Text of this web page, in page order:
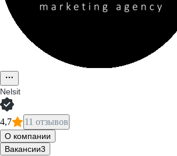
Nelsit
4,7 11 отзывов
О компании
Вакансии3